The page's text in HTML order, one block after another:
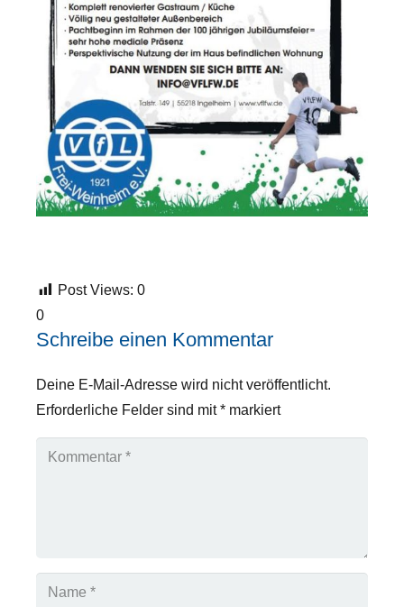
Post Views: 0
0
Schreibe einen Kommentar
Deine E-Mail-Adresse wird nicht veröffentlicht.
Erforderliche Felder sind mit* markiert